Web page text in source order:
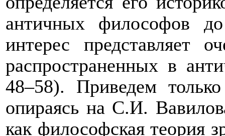
античных философов
интерес представляет
распространенных в
48–58). Приведем
опираясь на С.И.
как философская теория